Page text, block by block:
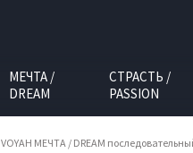
МЕЧТА /
DREAM
СТРАСТЬ /
PASSION
VOYAH МЕЧТА / DREAM